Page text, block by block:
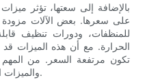
بالإضافة إلى سعتها، تؤثر
على سعرها. بعض الآلات مزودة
للمنظفات، ودورات تنظيف
الحرارة. مع أن هذه الميزات قد
تكون مرتفعة السعر. من المهم
والميزات التي يمكنك الاستغناء عنها لتوفير المال.